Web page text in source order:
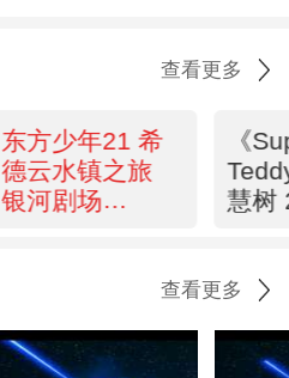
查看更多
东方少年21 希
德云水镇之旅
银河剧场
《
慧树
查看更多